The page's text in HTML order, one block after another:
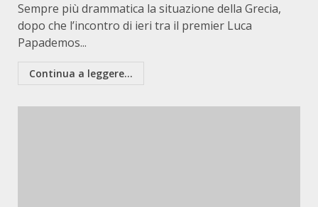
Sempre più drammatica la situazione della Grecia,
dopo che l’incontro di ieri tra il premier Luca
Papademos...
Continua a leggere...